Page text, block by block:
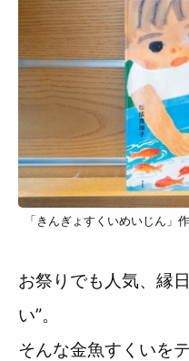
「きんぎょすくいめいじん」
お祭りでも人気、縁
い”。
そんな金魚すくいを